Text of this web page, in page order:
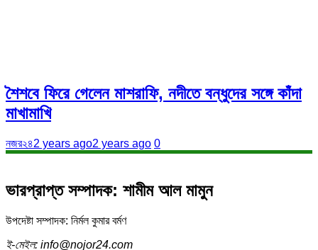
শৈশবে ফিরে গেলেন মাশরাফি, নদীতে বন্ধুদের সঙ্গে কাঁদা
মাখামাখি
নজর২৪2 years ago2 years ago 0
ভারপ্রাপ্ত সম্পাদক: শামীম আল মামুন
উপদেষ্টা সম্পাদক: নির্মল কুমার বর্মণ
ই-মেইল: info@nojor24.com